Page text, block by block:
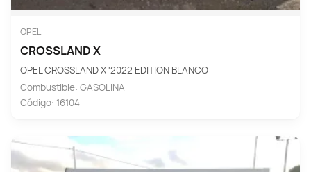
OPEL
CROSSLAND X
OPEL CROSSLAND X '2022 EDITION BLANCO
Combustible: GASOLINA
Código: 16104